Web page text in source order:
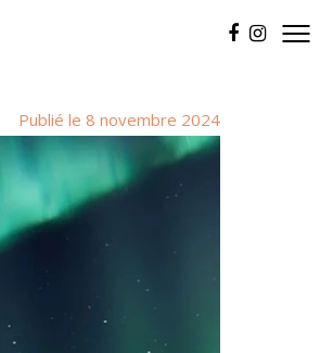
Publié le 8 novembre 2024